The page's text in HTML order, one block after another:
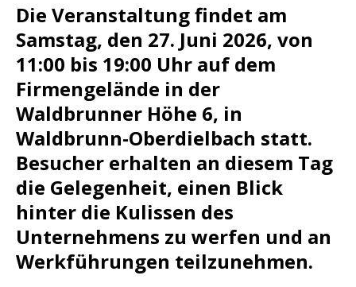
Die Veranstaltung findet am
Samstag, den 27. Juni 2026, von
11:00 bis 19:00 Uhr auf dem
Firmengelände in der
Waldbrunner Höhe 6, in
Waldbrunn-Oberdielbach statt.
Besucher erhalten an diesem Tag
die Gelegenheit, einen Blick
hinter die Kulissen des
Unternehmens zu werfen und an
Werkführungen teilzunehmen.